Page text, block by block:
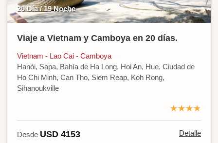
20 Día / 19 Noche
Viaje a Vietnam y Camboya en 20 días.
Vietnam - Lao Cai - Camboya
Hanói, Sapa, Bahía de Ha Long, Hoi An, Hue, Ciudad de
Ho Chi Minh, Can Tho, Siem Reap, Koh Rong,
Sihanoukville
★★★★
Desde USD 4153 Detalle